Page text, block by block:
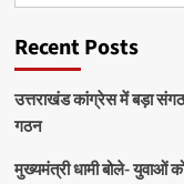
Recent Posts
उत्तराखंड कांग्रेस में बड़ा
गठन
मुख्यमंत्री धामी बोले- युवाओं